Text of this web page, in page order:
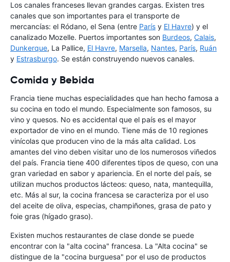
Los canales franceses llevan grandes cargas. Existen tres
canales que son importantes para el transporte de
mercancías: el Ródano, el Sena (entre París y El Havre) y el
canalizado Mozelle. Puertos importantes son Burdeos, Calais,
Dunkerque, La Pallice, El Havre, Marsella, Nantes, París, Ruán
y Estrasburgo. Se están construyendo nuevos canales.
Comida y Bebida
Francia tiene muchas especialidades que han hecho famosa a
su cocina en todo el mundo. Especialmente son famosos, su
vino y quesos. No es accidental que el país es el mayor
exportador de vino en el mundo. Tiene más de 10 regiones
vinícolas que producen vino de la más alta calidad. Los
amantes del vino deben visitar uno de los numerosos viñedos
del país. Francia tiene 400 diferentes tipos de queso, con una
gran variedad en sabor y apariencia. En el norte del país, se
utilizan muchos productos lácteos: queso, nata, mantequilla,
etc. Más al sur, la cocina francesa se caracteriza por el uso
del aceite de oliva, especias, champiñones, grasa de pato y
foie gras (hígado graso).
Existen muchos restaurantes de clase donde se puede
encontrar con la "alta cocina" francesa. La "Alta cocina" se
distingue de la "cocina burguesa" por el uso de productos